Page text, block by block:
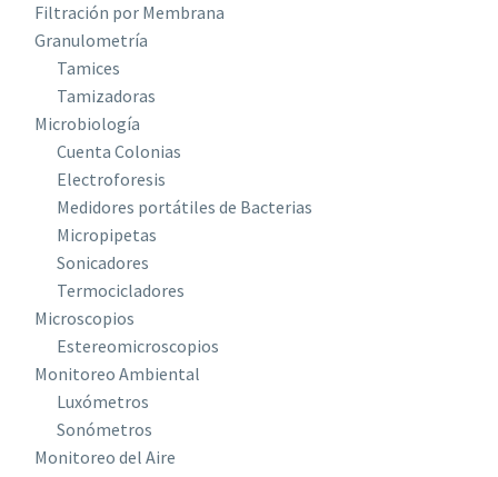
Filtración por Membrana
Granulometría
Tamices
Tamizadoras
Microbiología
Cuenta Colonias
Electroforesis
Medidores portátiles de Bacterias
Micropipetas
Sonicadores
Termocicladores
Microscopios
Estereomicroscopios
Monitoreo Ambiental
Luxómetros
Sonómetros
Monitoreo del Aire